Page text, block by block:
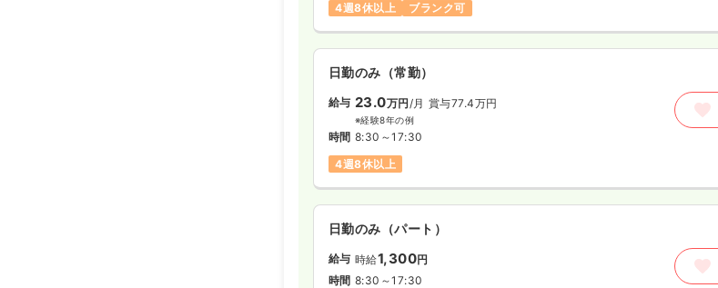
4週8休以上
ブランク可
日勤のみ（常勤）
給与 23.0万円/月 賞与77.4万円
※経験8年の例
時間 8:30～17:30
4週8休以上
日勤のみ（パート）
給与 時給1,300円
時間 8:30～17:30